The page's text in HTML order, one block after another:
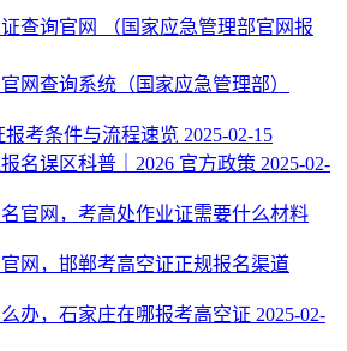
查询官网 （国家应急管理部官网报
网查询系统（国家应急管理部）
报考条件与流程速览 2025-02-15
名误区科普｜2026 官方政策 2025-02-
官网，考高处作业证需要什么材料
网，邯郸考高空证正规报名渠道
办，石家庄在哪报考高空证 2025-02-